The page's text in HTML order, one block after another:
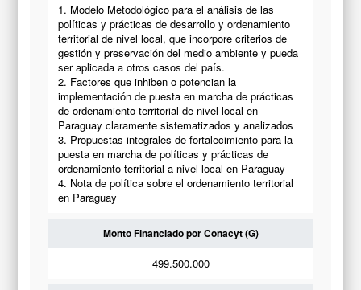
1. Modelo Metodológico para el análisis de las
políticas y prácticas de desarrollo y ordenamiento
territorial de nivel local, que incorpore criterios de
gestión y preservación del medio ambiente y pueda
ser aplicada a otros casos del país.
2. Factores que inhiben o potencian la
implementación de puesta en marcha de prácticas
de ordenamiento territorial de nivel local en
Paraguay claramente sistematizados y analizados
3. Propuestas integrales de fortalecimiento para la
puesta en marcha de políticas y prácticas de
ordenamiento territorial a nivel local en Paraguay
4. Nota de política sobre el ordenamiento territorial
en Paraguay
Monto Financiado por Conacyt (G)
499.500.000